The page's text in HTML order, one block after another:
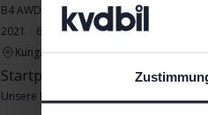
B4 AWD Mildhybrid, Diesel
2021
61 180 Kilometer
Diesel
Kungälv (Ellesbo)
Startpreis Demnächst
Unsere Bewertung ist auf dem Weg